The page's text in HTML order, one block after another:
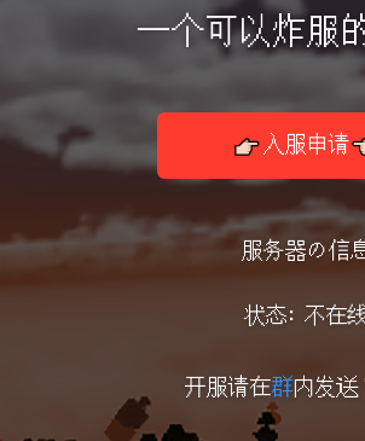
一个可以炸服
👉🏻入服申请
服务器の信
状态: 不在
开服请在群内发送